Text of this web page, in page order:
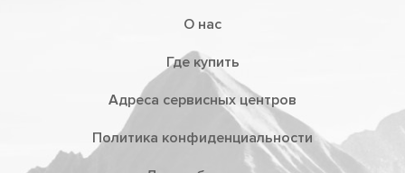
О нас
Где купить
Адреса сервисных центров
Политика конфиденциальности